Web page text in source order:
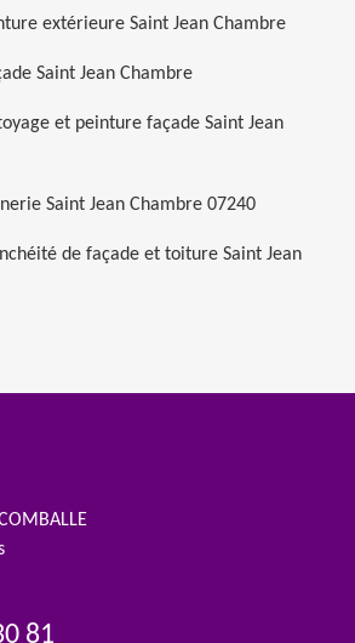
extérieure Saint Jean Chambre
Saint Jean Chambre
et peinture façade Saint Jean
Saint Jean Chambre 07240
de façade et toiture Saint Jean
81